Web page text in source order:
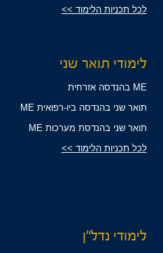
לכל תכניות הלימוד >>
לימודי תואר שני
ME בהנדסה אזרחית
תואר שני בהנדסה ביו-רפואית ME
תואר שני בהנדסת מערכות ME
לכל תכניות הלימוד >>
לימודי נדל"ן